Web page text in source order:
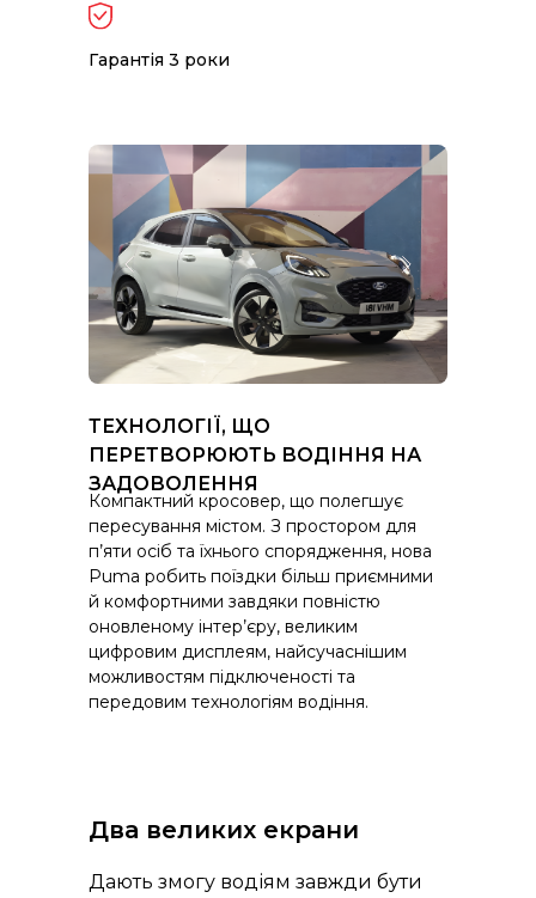
Гарантія 3 роки
ТЕХНОЛОГІЇ, ЩО
ПЕРЕТВОРЮЮТЬ ВОДІННЯ НА
ЗАДОВОЛЕННЯ
Компактний кросовер, що полегшує
пересування містом. З простором для
п’яти осіб та їхнього спорядження, нова
Puma робить поїздки більш приємними
й комфортними завдяки повністю
оновленому інтер’єру, великим
цифровим дисплеям, найсучаснішим
можливостям підключеності та
передовим технологіям водіння.
Два великих екрани
Дають змогу водіям завжди бути